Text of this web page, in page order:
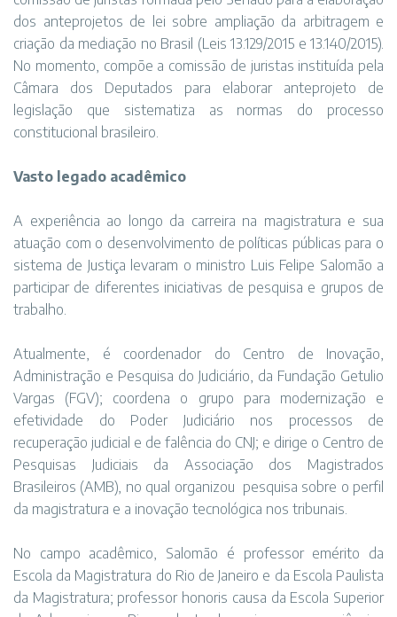
dos anteprojetos de lei sobre ampliação da arbitragem e
criação da mediação no Brasil (Leis 13.129/2015 e 13.140/2015).
No momento, compõe a comissão de juristas instituída pela
Câmara dos Deputados para elaborar anteprojeto de
legislação que sistematiza as normas do processo
constitucional brasileiro.
Vasto legado acadêmico
A experiência ao longo da carreira na magistratura e sua
atuação com o desenvolvimento de políticas públicas para o
sistema de Justiça levaram o ministro Luis Felipe Salomão a
participar de diferentes iniciativas de pesquisa e grupos de
trabalho.
Atualmente, é coordenador do Centro de Inovação,
Administração e Pesquisa do Judiciário, da Fundação Getulio
Vargas (FGV); coordena o grupo para modernização e
efetividade do Poder Judiciário nos processos de
recuperação judicial e de falência do CNJ; e dirige o Centro de
Pesquisas Judiciais da Associação dos Magistrados
Brasileiros (AMB), no qual organizou pesquisa sobre o perfil
da magistratura e a inovação tecnológica nos tribunais.
No campo acadêmico, Salomão é professor emérito da
Escola da Magistratura do Rio de Janeiro e da Escola Paulista
da Magistratura; professor honoris causa da Escola Superior